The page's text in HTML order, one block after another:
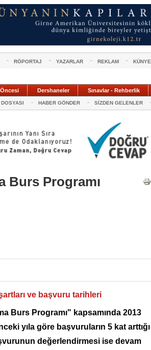
RÖPORTAJ YAZARLAR REKLAM KÜNYE
Dershaneler Sınavlar - Rehberlik
HABER GÖNDER SİZDEN GELENLER
Burs Programı
ve başvuru tarihleri
Burs Programı" kapsamında 2013
yıla göre başvuruların 5 kat arttığı
değerlendirmesi ise devam